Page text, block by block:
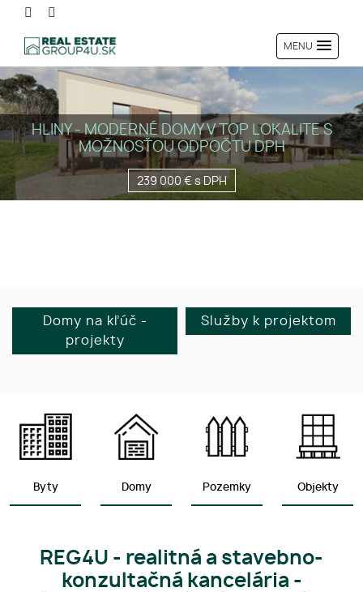
MENU
Domy na kľúč -
projekty
Služby k projektom
Byty Domy Pozemky Objekty
REG4U - realitná a stavebno-
konzultačná kancelária -